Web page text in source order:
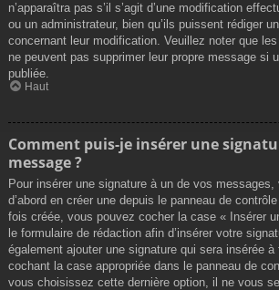
n’apparaîtra pas s’il s’agit d’une modification
ou un administrateur, bien qu’ils puissent rédiger
concernant leur modification. Veuillez noter que
ne peuvent pas supprimer leur propre message si
publiée.
Haut
Comment puis-je insérer une
message ?
Pour insérer une signature à un de vos
d’abord en créer une depuis le panneau de
fois créée, vous pouvez cocher la case « Insérer
le formulaire de rédaction afin d’insérer votre
également ajouter une signature qui sera insérée
cochant la case appropriée dans le panneau de
vous choisissez cette dernière option, il ne vous